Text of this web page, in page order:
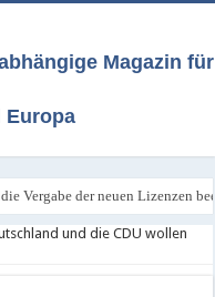
Magazin für
Europa
Vergabe der neuen Lizenzen
Glücksspiel“ - Freitag, 7.
und die CDU wollen